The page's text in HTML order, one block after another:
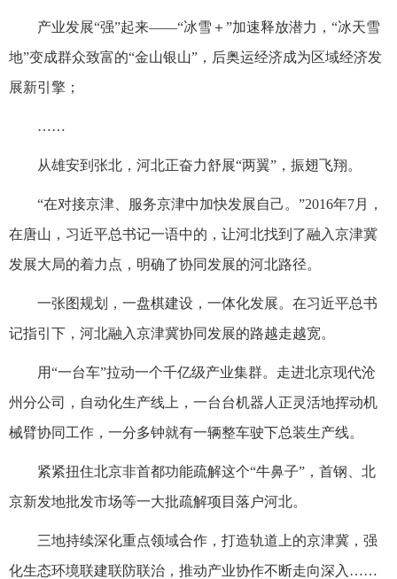
产业发展“强”起来——“冰雪＋”加速释放潜力，“冰天雪
地”变成群众致富的“金山银山”，后奥运经济成为区域经济发
展新引擎；
……
从雄安到张北，河北正奋力舒展“两翼”，振翅飞翔。
“在对接京津、服务京津中加快发展自己。”2016年7月，
在唐山，习近平总书记一语中的，让河北找到了融入京津冀
发展大局的着力点，明确了协同发展的河北路径。
一张图规划，一盘棋建设，一体化发展。在习近平总书
记指引下，河北融入京津冀协同发展的路越走越宽。
用“一台车”拉动一个千亿级产业集群。走进北京现代沧
州分公司，自动化生产线上，一台台机器人正灵活地挥动机
械臂协同工作，一分多钟就有一辆整车驶下总装生产线。
紧紧扭住北京非首都功能疏解这个“牛鼻子”，首钢、北
京新发地批发市场等一大批疏解项目落户河北。
三地持续深化重点领域合作，打造轨道上的京津冀，强
化生态环境联建联防联治，推动产业协作不断走向深入……